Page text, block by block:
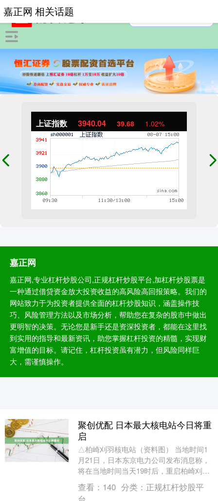
上证指数 3940.04 39.68 1.02%
嘉正网
嘉正网,专业杠杆炒股公司,正规杠杆炒股平台,加杠杆炒股票是
一种通过借贷资金放大投资收益的高风险高回报策略。我们的
网站致力于为投资者提供全面的杠杆炒股知识，涵盖操作技
巧、风险管理方法以及市场分析，帮助您在复杂的股市中做出
更明智的决策。无论您是新手还是资深投资者，都能在这里找
到实用的指导和最新资讯，助您掌握杠杆投资的精髓，实现财
富增值的目标。请记住，杠杆投资虽有潜力，但风险同样巨
大，需谨慎操作。
嘉正网 相关话题
聚创优配 日本最大核电站今日将重
启
△柏崎刈羽核电站（资料图） 当地时间1
月21日，日本东京电力公司发布消息称，
将在当地时间当天19时后，重启柏崎刈羽
核电站6号机组。 日本最大核电站——柏
崎刈羽核....
查看： 140 分类： 正规杠杆炒股平